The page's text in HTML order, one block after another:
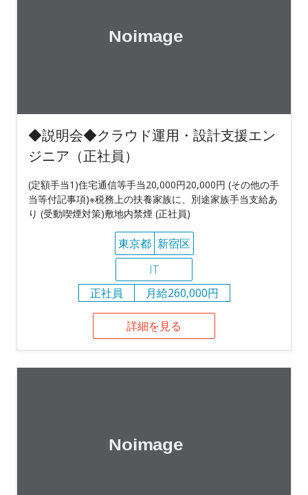
◆説明会◆クラウド運用・設計支援エン
ジニア（正社員）
(定額手当1)住宅通信等手当20,000円20,000円 (その他の手
当等付記事項)※税務上の扶養家族に、別途家族手当支給あ
り (受動喫煙対策)敷地内禁煙 (正社員)
東京都 新宿区
IT
正社員
月給260,000円
詳細を見る